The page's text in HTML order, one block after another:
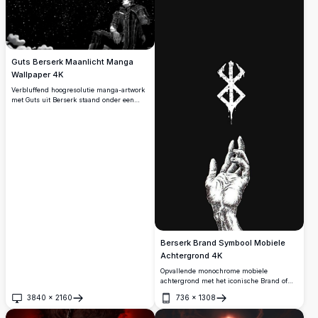
Guts Berserk Maanlicht Manga
Wallpaper 4K
Verbluffend hoogresolutie manga-artwork
met Guts uit Berserk staand onder een
3840 × 2160
Openen
Berserk Brand Symbool Mobiele
Achtergrond 4K
Opvallende monochrome mobiele
achtergrond met het iconische Brand of
Sacrifice symbool uit de Berserk manga.
Een mystieke hand reikt naar het
druipende witte embleem tegen een
736 × 1308
Openen